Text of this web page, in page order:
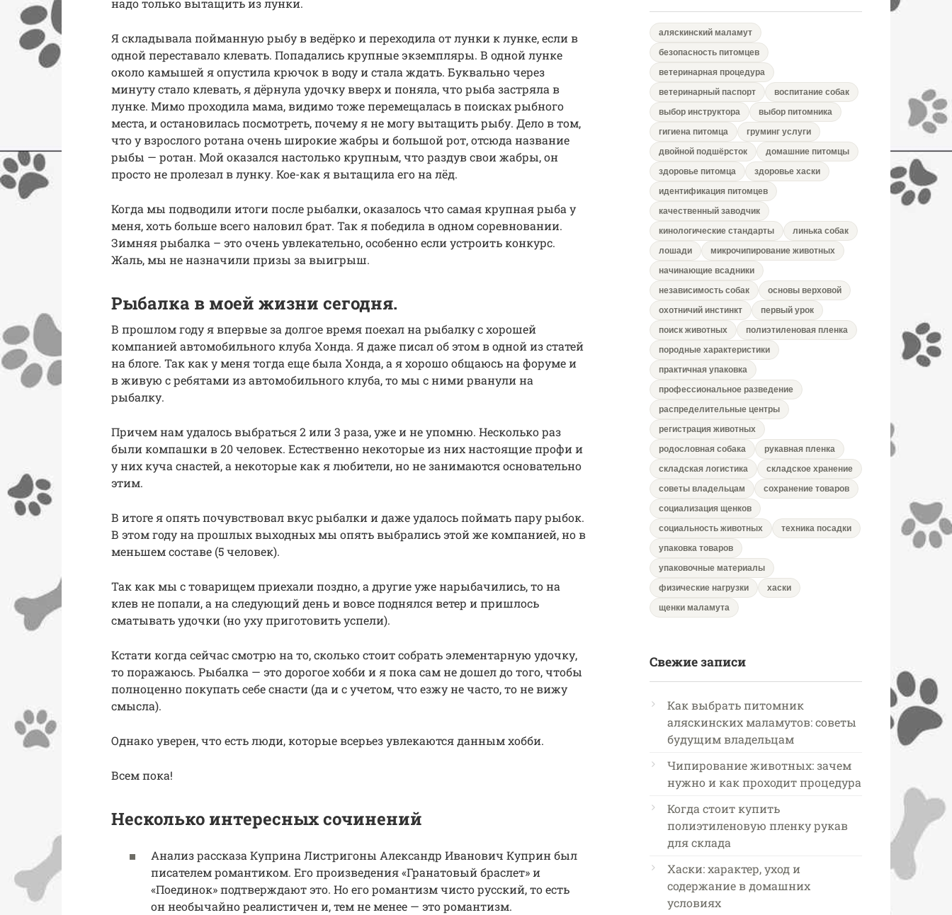
надо только вытащить из лунки.
Я складывала пойманную рыбу в ведёрко и переходила от лунки к лунке, если в
одной переставало клевать. Попадались крупные экземпляры. В одной лунке
около камышей я опустила крючок в воду и стала ждать. Буквально через
минуту стало клевать, я дёрнула удочку вверх и поняла, что рыба застряла в
лунке. Мимо проходила мама, видимо тоже перемещалась в поисках рыбного
места, и остановилась посмотреть, почему я не могу вытащить рыбу. Дело в том,
что у взрослого ротана очень широкие жабры и большой рот, отсюда название
рыбы — ротан. Мой оказался настолько крупным, что раздув свои жабры, он
просто не пролезал в лунку. Кое-как я вытащила его на лёд.
Когда мы подводили итоги после рыбалки, оказалось что самая крупная рыба у
меня, хоть больше всего наловил брат. Так я победила в одном соревновании.
Зимняя рыбалка – это очень увлекательно, особенно если устроить конкурс.
Жаль, мы не назначили призы за выигрыш.
Рыбалка в моей жизни сегодня.
В прошлом году я впервые за долгое время поехал на рыбалку с хорошей
компанией автомобильного клуба Хонда. Я даже писал об этом в одной из статей
на блоге. Так как у меня тогда еще была Хонда, а я хорошо общаюсь на форуме и
в живую с ребятами из автомобильного клуба, то мы с ними рванули на
рыбалку.
Причем нам удалось выбраться 2 или 3 раза, уже и не упомню. Несколько раз
были компашки в 20 человек. Естественно некоторые из них настоящие профи и
у них куча снастей, а некоторые как я любители, но не занимаются основательно
этим.
В итоге я опять почувствовал вкус рыбалки и даже удалось поймать пару рыбок.
В этом году на прошлых выходных мы опять выбрались этой же компанией, но в
меньшем составе (5 человек).
Так как мы с товарищем приехали поздно, а другие уже нарыбачились, то на
клев не попали, а на следующий день и вовсе поднялся ветер и пришлось
сматывать удочки (но уху приготовить успели).
Кстати когда сейчас смотрю на то, сколько стоит собрать элементарную удочку,
то поражаюсь. Рыбалка — это дорогое хобби и я пока сам не дошел до того, чтобы
полноценно покупать себе снасти (да и с учетом, что езжу не часто, то не вижу
смысла).
Однако уверен, что есть люди, которые всерьез увлекаются данным хобби.
Всем пока!
Несколько интересных сочинений
Анализ рассказа Куприна Листригоны Александр Иванович Куприн был
писателем романтиком. Его произведения «Гранатовый браслет» и
«Поединок» подтверждают это. Но его романтизм чисто русский, то есть
он необычайно реалистичен и, тем не менее — это романтизм.
аляскинский маламут
безопасность питомцев
ветеринарная процедура
ветеринарный паспорт
воспитание собак
выбор инструктора
выбор питомника
гигиена питомца
груминг услуги
двойной подшёрсток
домашние питомцы
здоровье питомца
здоровье хаски
идентификация питомцев
качественный заводчик
кинологические стандарты
линька собак
лошади
микрочипирование животных
начинающие всадники
независимость собак
основы верховой
охотничий инстинкт
первый урок
поиск животных
полиэтиленовая пленка
породные характеристики
практичная упаковка
профессиональное разведение
распределительные центры
регистрация животных
родословная собака
рукавная пленка
складская логистика
складское хранение
советы владельцам
сохранение товаров
социализация щенков
социальность животных
техника посадки
упаковка товаров
упаковочные материалы
физические нагрузки
хаски
щенки маламута
Свежие записи
Как выбрать питомник
аляскинских маламутов: советы
будущим владельцам
Чипирование животных: зачем
нужно и как проходит процедура
Когда стоит купить
полиэтиленовую пленку рукав
для склада
Хаски: характер, уход и
содержание в домашних
условиях